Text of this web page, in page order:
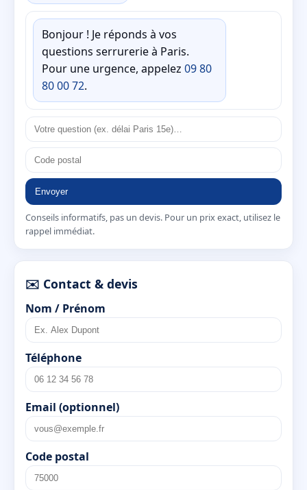
Bonjour ! Je réponds à vos
questions serrurerie à Paris.
Pour une urgence, appelez 09 80
80 00 72.
Envoyer
Conseils informatifs, pas un devis. Pour un prix exact, utilisez le
rappel immédiat.
✉️ Contact & devis
Nom / Prénom
Téléphone
Email (optionnel)
Code postal